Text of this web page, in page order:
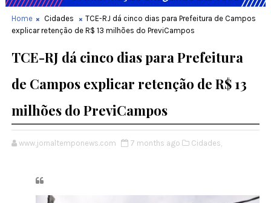
Home Cidades
TCE-RJ dá cinco dias para Prefeitura de Campos
explicar retenção de R$ 13 milhões do PreviCampos
TCE-RJ dá cinco dias para Prefeitura
de Campos explicar retenção de R$ 13
milhões do PreviCampos
www.jornaltemponews.com 7 months ago Cidades,